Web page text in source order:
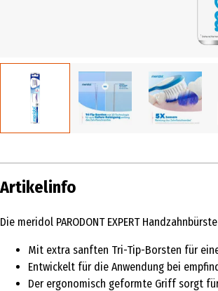
Artikelinfo
Die meridol PARODONT EXPERT
Mit extra sanften Tri-Tip-Borsten für
Entwickelt für die Anwendung bei
Der ergonomisch geformte Griff sorgt